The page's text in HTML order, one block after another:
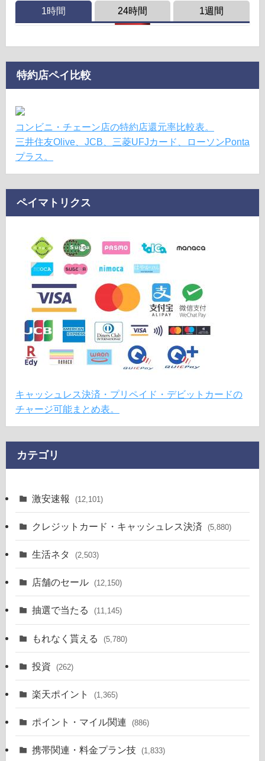
1時間 24時間 1週間
特約店ペイ比較
コンビニ・チェーン店の特約店還元率比較表。
三井住友Olive、JCB、三菱UFJカード、ローソンPonta
プラス。
ペイマトリクス
キャッシュレス決済・プリペイド・デビットカードの
チャージ可能まとめ表。
カテゴリ
激安速報 (12,101)
クレジットカード・キャッシュレス決済 (5,880)
生活ネタ (2,503)
店舗のセール (12,150)
抽選で当たる (11,145)
もれなく貰える (5,780)
投資 (262)
楽天ポイント (1,365)
ポイント・マイル関連 (886)
携帯関連・料金プラン技 (1,833)